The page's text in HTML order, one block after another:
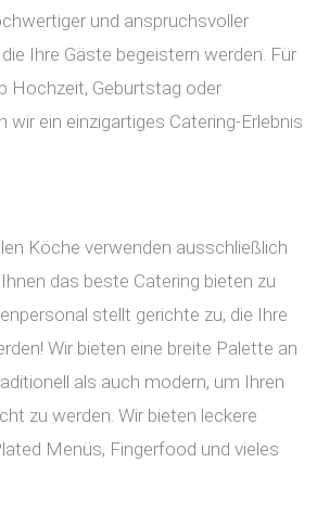
und anspruchsvoller
Ihre Gäste begeistern werden. Für
Hochzeit, Geburtstag oder
wir ein einzigartiges Catering-Erlebnis
Köche verwenden ausschließlich
das beste Catering bieten zu
stellt gerichte zu, die Ihre
Wir bieten eine breite Palette an
als auch modern, um Ihren
zu werden. Wir bieten leckere
Menüs, Fingerfood und vieles